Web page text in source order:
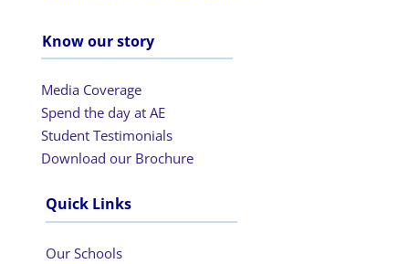
Know our story
Media Coverage
Spend the day at AE
Student Testimonials
Download our Brochure
Quick Links
Our Schools